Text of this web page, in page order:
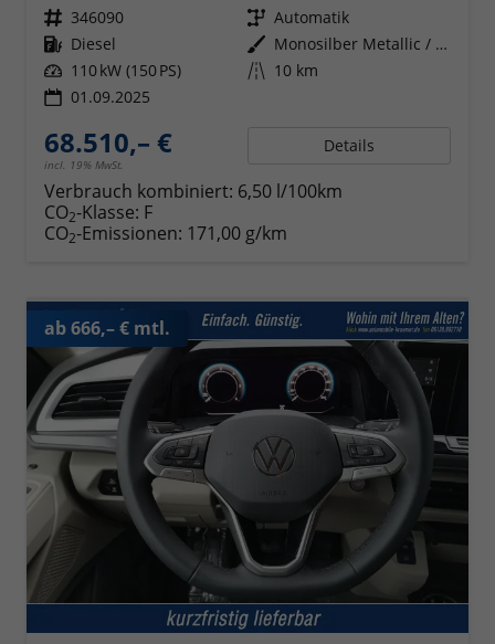
Fahrzeugnr. 346090 Getriebe Automatik
Kraftstoff Diesel Außenfarbe
Monosilber Metallic / Energeticorange Metallic Dach Schwarz
Leistung 110 kW (150 PS) Kilometerstand 10 km
01.09.2025
68.510,– €
incl. 19% MwSt.
Details
Verbrauch kombiniert: 6,50 l/100km
CO2-Klasse: F
CO2-Emissionen: 171,00 g/km
ab 666,– € mtl.